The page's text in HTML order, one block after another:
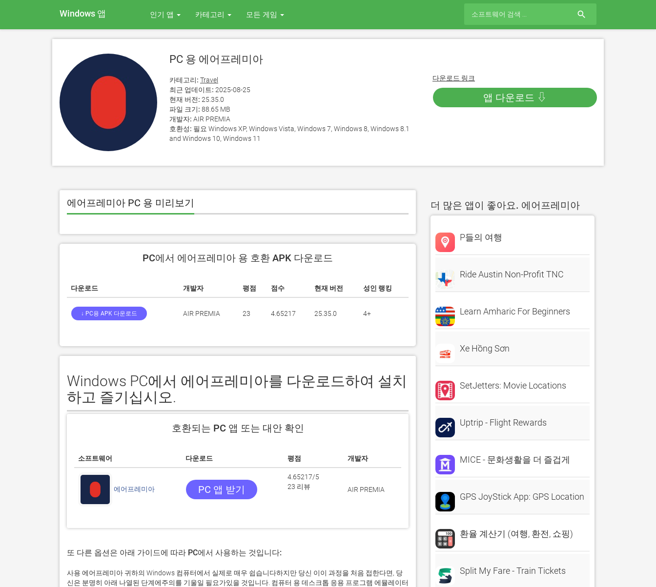
Windows 앱 인기 앱 카테고리 모든 게임 search
PC 용 에어프레미아
카테고리: Travel
최근 업데이트: 2025-08-25
현재 버전: 25.35.0
파일 크기: 88.65 MB
개발자: AIR PREMIA
호환성: 필요 Windows XP, Windows Vista, Windows 7, Windows 8, Windows 8.1
and Windows 10, Windows 11
다운로드 링크
앱 다운로드 ⇩
에어프레미아 PC 용 미리보기
PC에서 에어프레미아 용 호환 APK 다운로드
다운로드 개발자 평점 점수 현재 버전 성인 랭킹
↓ PC용 APK 다운로드 AIR PREMIA 23 4.65217 25.35.0 4+
Windows PC에서 에어프레미아를 다운로드하여 설치
하고 즐기십시오.
호환되는 PC 앱 또는 대안 확인
소프트웨어 다운로드 평점 개발자
에어프레미아 PC 앱 받기
4.65217/5
23 리뷰
AIR PREMIA
또 다른 옵션은 아래 가이드에 따라 PC에서 사용하는 것입니다:
사용 에어프레미아 귀하의 Windows 컴퓨터에서 실제로 매우 쉽습니다하지만 당신 이이 과정을 처음 접한다면, 당
신은 분명히 아래 나열된 단계에주의를 기울일 필요가있을 것입니다. 컴퓨터 용 데스크톱 응용 프로그램 에뮬레이터
더 많은 앱이 좋아요. 에어프레미아
P들의 여행
Ride Austin Non-Profit TNC
Learn Amharic For Beginners
Xe Hồng Sơn
SetJetters: Movie Locations
Uptrip - Flight Rewards
MICE - 문화생활을 더 즐겁게
GPS JoyStick App: GPS Location
환율 계산기 (여행, 환전, 쇼핑)
Split My Fare - Train Tickets